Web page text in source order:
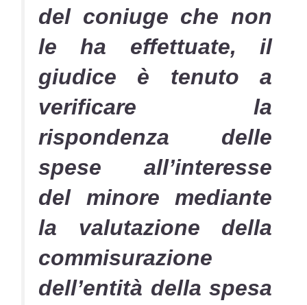
del coniuge che non
le ha effettuate, il
giudice è tenuto a
verificare la
rispondenza delle
spese all’interesse
del minore mediante
la valutazione della
commisurazione
dell’entità della spesa